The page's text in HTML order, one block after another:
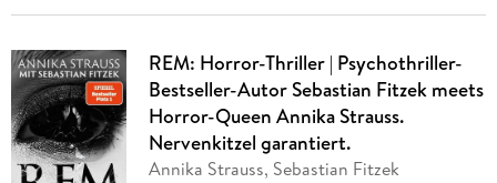
REM: Horror-Thriller | Psychothriller-
Bestseller-Autor Sebastian Fitzek meets
Horror-Queen Annika Strauss.
Nervenkitzel garantiert.
Annika Strauss, Sebastian Fitzek